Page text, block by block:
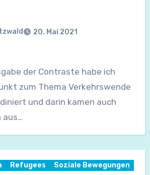
20. Mai 2021
der Contraste habe ich
zum Thema Verkehrswende
und darin kamen auch
aus…
Refugees Soziale Bewegungen